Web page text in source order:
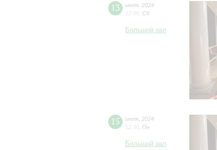
13 июля 2024
12:00 Сб
Большой зал
15 июля 2024
12:00 Пн
Большой зал